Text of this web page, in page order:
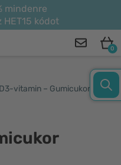
mindenre
HET15 kódot
0